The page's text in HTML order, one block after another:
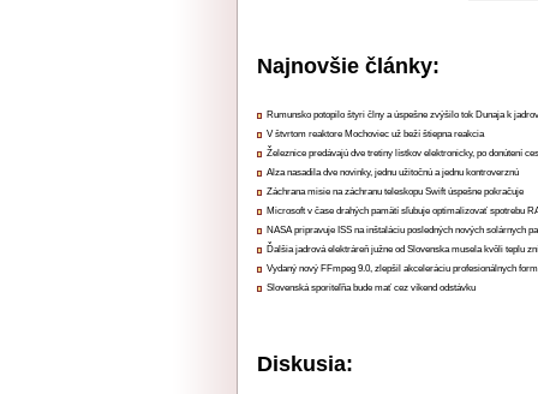
Najnovšie články:
Rumunsko potopilo štyri člny a úspešne zvýšilo tok Dunaja k
V štvrtom reaktore Mochoviec už beží štiepna reakcia
Železnice predávajú dve tretiny lístkov elektronicky, po donútení
Alza nasadila dve novinky, jednu užitočnú a jednu kontroverznú
Záchrana misie na záchranu teleskopu Swift úspešne pokračuje
Microsoft v čase drahých pamätí sľubuje optimalizovať spotrebu
NASA pripravuje ISS na inštaláciu posledných nových solárnych
Ďalšia jadrová elektráreň južne od Slovenska musela kvôli teplu
Vydaný nový FFmpeg 9.0, zlepšil akceleráciu profesionálnych
Slovenská sporiteľňa bude mať cez víkend odstávku
Diskusia: